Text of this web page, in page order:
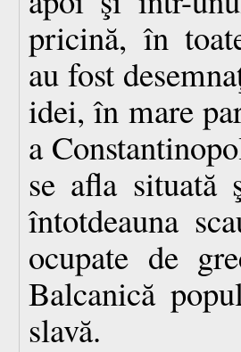
pricină, în
au fost
idei, în mare
a
se afla situată
întotdeauna
ocupate de
Balcanică
slavă.